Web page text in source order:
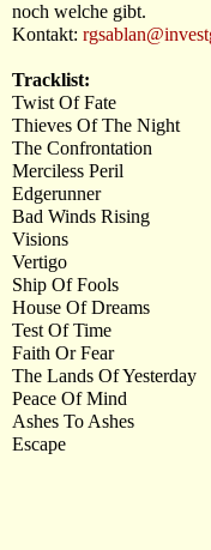
noch welche gibt.
Kontakt:
Tracklist:
Twist Of Fate
Thieves Of The Night
The Confrontation
Merciless Peril
Edgerunner
Bad Winds Rising
Visions
Vertigo
Ship Of Fools
House Of Dreams
Test Of Time
Faith Or Fear
The Lands Of Yesterday
Peace Of Mind
Ashes To Ashes
Escape